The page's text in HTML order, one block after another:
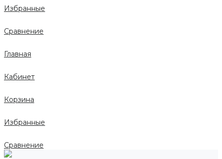
Избранные
Сравнение
Главная
Кабинет
Корзина
Избранные
Сравнение